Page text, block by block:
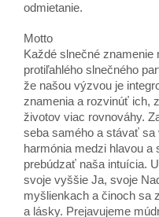
odmietanie.
Motto
Každé slnečné
protiľahlého slnečného
že našou výzvou je
znamenia a rozvinúť ich,
životov viac rovnováhy.
seba samého a stávať
harmónia medzi hlavou
prebúdzať naša intuícia.
svoje vyššie Ja, svoje
myšlienkach a činoch sa
a lásky. Prejavujeme